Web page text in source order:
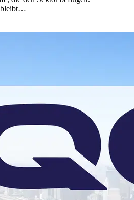
bleibt…